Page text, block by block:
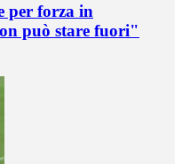
per forza in
può stare fuori"